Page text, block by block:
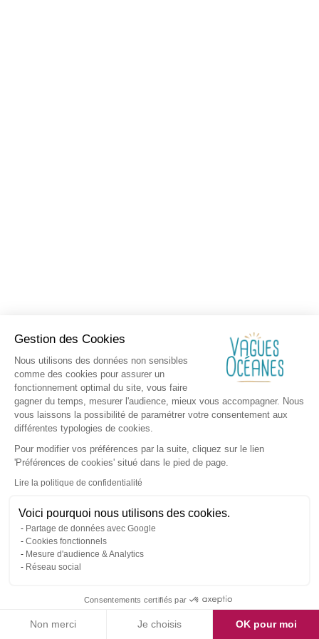
Gestion des Cookies
Nous utilisons des données non sensibles
comme des cookies pour assurer un
fonctionnement optimal du site, vous faire
gagner du temps, mesurer l'audience, mieux vous accompagner. Nous
vous laissons la possibilité de paramétrer votre consentement aux
différentes typologies de cookies.
Pour modifier vos préférences par la suite, cliquez sur le lien
'Préférences de cookies' situé dans le pied de page.
Lire la politique de confidentialité
Voici pourquoi nous utilisons des cookies.
Partage de données avec Google
Cookies fonctionnels
Mesure d'audience & Analytics
Réseau social
Consentements certifiés par
Non merci Je choisis OK pour moi